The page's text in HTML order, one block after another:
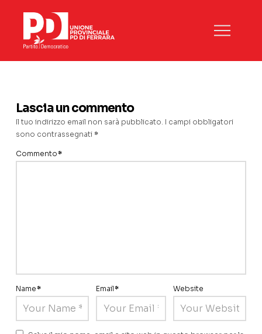
Lascia un commento
Il tuo indirizzo email non sarà pubblicato. I campi obbligatori
sono contrassegnati *
Commento*
Name* Email* Website